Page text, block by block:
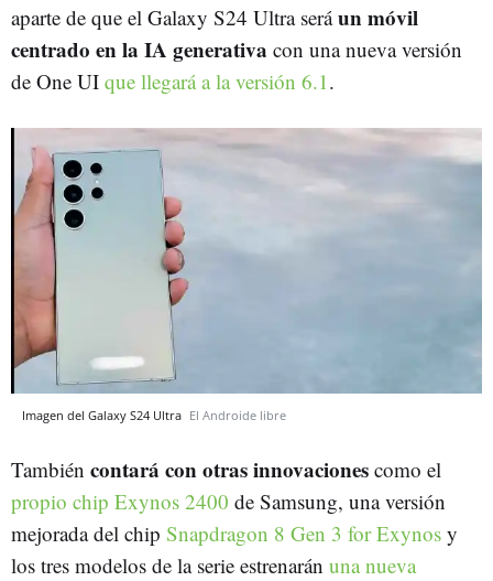
aparte de que el Galaxy S24 Ultra seráun móvil
centrado en la IA generativa con una nueva versión
de One UI que llegará a la versión 6.1 .
Imagen del Galaxy S24 Ultra El Androide libre
También contará con otras innovaciones como el
propio chip Exynos 2400 de Samsung, una versión
mejorada del chip Snapdragon 8 Gen 3 for Exynos y
los tres modelos de la serie estrenarán una nueva